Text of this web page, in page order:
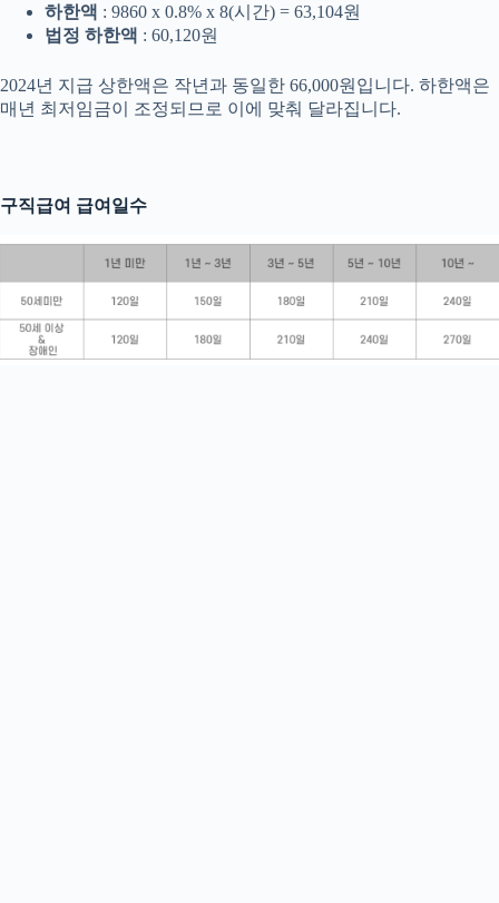
하한액 : 9860 x 0.8% x 8(시간) = 63,104원
법정 하한액 : 60,120원
2024년 지급 상한액은 작년과 동일한 66,000원입니다. 하한액은
매년 최저임금이 조정되므로 이에 맞춰 달라집니다.
구직급여 급여일수